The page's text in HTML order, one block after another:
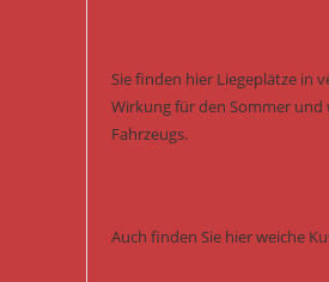
Sie finden hier Liegeplätze in
Wirkung für den Sommer und
Fahrzeugs.
Auch finden Sie hier weiche